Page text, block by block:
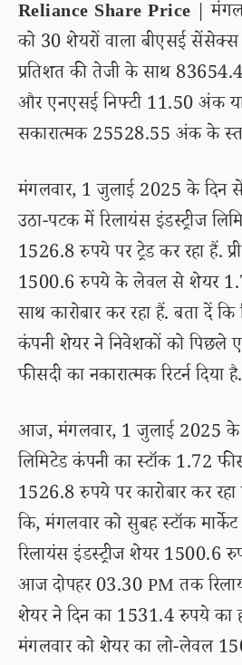
Reliance Share Price |
को 30 शेयरों वाला बीएसई
प्रतिशत की तेजी के साथ
और एनएसई निफ्टी 11.50 अंक
सकारात्मक 25528.55 अंक के
मंगलवार, 1 जुलाई 2025 के दिन
उठा-पटक में रिलायंस इंडस्ट्रीज
1526.8 रुपये पर ट्रेड कर रहा हैं.
1500.6 रुपये के लेवल से शेयर
साथ कारोबार कर रहा हैं. बता दें कि
कंपनी शेयर ने निवेशकों को
फीसदी का नकारात्मक रिटर्न दिया है.
आज, मंगलवार, 1 जुलाई 2025 के
लिमिटेड कंपनी का स्टॉक 1.72
1526.8 रुपये पर कारोबार कर रहा
कि, मंगलवार को सुबह स्टॉक मार्केट
रिलायंस इंडस्ट्रीज शेयर
आज दोपहर 03.30 PM तक
शेयर ने दिन का 1531.4 रुपये
मंगलवार को शेयर का लो-लेवल